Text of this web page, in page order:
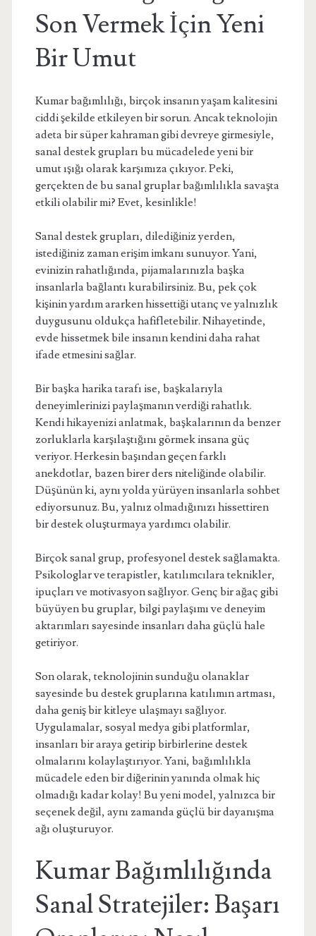
Son Vermek İçin Yeni
Bir Umut
Kumar bağımlılığı, birçok insanın yaşam kalitesini
ciddi şekilde etkileyen bir sorun. Ancak teknolojin
adeta bir süper kahraman gibi devreye girmesiyle,
sanal destek grupları bu mücadelede yeni bir
umut ışığı olarak karşımıza çıkıyor. Peki,
gerçekten de bu sanal gruplar bağımlılıkla savaşta
etkili olabilir mi? Evet, kesinlikle!
Sanal destek grupları, dilediğiniz yerden,
istediğiniz zaman erişim imkanı sunuyor. Yani,
evinizin rahatlığında, pijamalarınızla başka
insanlarla bağlantı kurabilirsiniz. Bu, pek çok
kişinin yardım ararken hissettiği utanç ve yalnızlık
duygusunu oldukça hafifletebilir. Nihayetinde,
evde hissetmek bile insanın kendini daha rahat
ifade etmesini sağlar.
Bir başka harika tarafı ise, başkalarıyla
deneyimlerinizi paylaşmanın verdiği rahatlık.
Kendi hikayenizi anlatmak, başkalarının da benzer
zorluklarla karşılaştığını görmek insana güç
veriyor. Herkesin başından geçen farklı
anekdotlar, bazen birer ders niteliğinde olabilir.
Düşünün ki, aynı yolda yürüyen insanlarla sohbet
ediyorsunuz. Bu, yalnız olmadığınızı hissettiren
bir destek oluşturmaya yardımcı olabilir.
Birçok sanal grup, profesyonel destek sağlamakta.
Psikologlar ve terapistler, katılımcılara teknikler,
ipuçları ve motivasyon sağlıyor. Genç bir ağaç gibi
büyüyen bu gruplar, bilgi paylaşımı ve deneyim
aktarımları sayesinde insanları daha güçlü hale
getiriyor.
Son olarak, teknolojinin sunduğu olanaklar
sayesinde bu destek gruplarına katılımın artması,
daha geniş bir kitleye ulaşmayı sağlıyor.
Uygulamalar, sosyal medya gibi platformlar,
insanları bir araya getirip birbirlerine destek
olmalarını kolaylaştırıyor. Yani, bağımlılıkla
mücadele eden bir diğerinin yanında olmak hiç
olmadığı kadar kolay! Bu yeni model, yalnızca bir
seçenek değil, aynı zamanda güçlü bir dayanışma
ağı oluşturuyor.
Kumar Bağımlılığında
Sanal Stratejiler: Başarı